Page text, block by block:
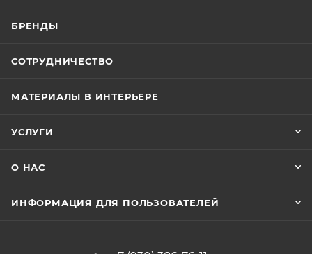
БРЕНДЫ
СОТРУДНИЧЕСТВО
МАТЕРИАЛЫ В ИНТЕРЬЕРЕ
УСЛУГИ
О НАС
ИНФОРМАЦИЯ ДЛЯ ПОЛЬЗОВАТЕЛЕЙ